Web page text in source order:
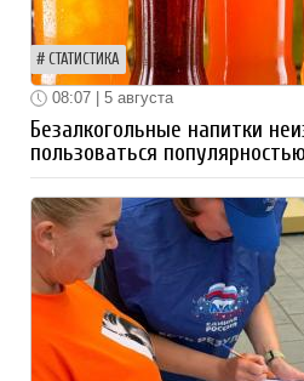
СТАТИСТИКА
08:07 | 5 августа
Безалкогольные напитки
пользоваться популярностью